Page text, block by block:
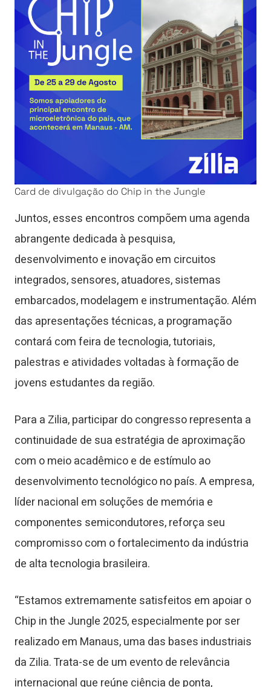
Card de divulgação do Chip in the Jungle
Juntos, esses encontros compõem uma agenda
abrangente dedicada à pesquisa,
desenvolvimento e inovação em circuitos
integrados, sensores, atuadores, sistemas
embarcados, modelagem e instrumentação. Além
das apresentações técnicas, a programação
contará com feira de tecnologia, tutoriais,
palestras e atividades voltadas à formação de
jovens estudantes da região.
Para a Zilia, participar do congresso representa a
continuidade de sua estratégia de aproximação
com o meio acadêmico e de estímulo ao
desenvolvimento tecnológico no país. A empresa,
líder nacional em soluções de memória e
componentes semicondutores, reforça seu
compromisso com o fortalecimento da indústria
de alta tecnologia brasileira.
“Estamos extremamente satisfeitos em apoiar o
Chip in the Jungle 2025, especialmente por ser
realizado em Manaus, uma das bases industriais
da Zilia. Trata-se de um evento de relevância
internacional que reúne ciência de ponta,